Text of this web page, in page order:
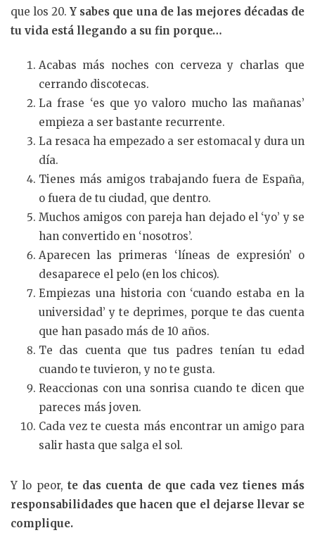
que los 20.Y sabes que una de las mejores décadas de
tu vida está llegando a su fin porque…
Acabas más noches con cerveza y charlas que
cerrando discotecas.
La frase ‘es que yo valoro mucho las mañanas’
empieza a ser bastante recurrente.
La resaca ha empezado a ser estomacal y dura un
día.
Tienes más amigos trabajando fuera de España,
o fuera de tu ciudad, que dentro.
Muchos amigos con pareja han dejado el ‘yo’ y se
han convertido en ‘nosotros’.
Aparecen las primeras ‘líneas de expresión’ o
desaparece el pelo (en los chicos).
Empiezas una historia con ‘cuando estaba en la
universidad’ y te deprimes, porque te das cuenta
que han pasado más de 10 años.
Te das cuenta que tus padres tenían tu edad
cuando te tuvieron, y no te gusta.
Reaccionas con una sonrisa cuando te dicen que
pareces más joven.
Cada vez te cuesta más encontrar un amigo para
salir hasta que salga el sol.
Y lo peor, te das cuenta de que cada vez tienes más
responsabilidades que hacen que el dejarse llevar se
complique.